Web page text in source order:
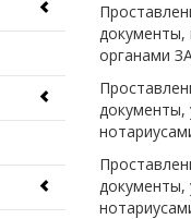
документы,
органами
документы,
документы,